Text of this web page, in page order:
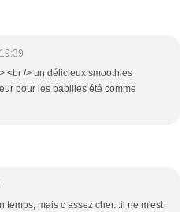
<br /> un délicieux smoothies
pour les papilles été comme
temps, mais c assez cher...il ne m'est